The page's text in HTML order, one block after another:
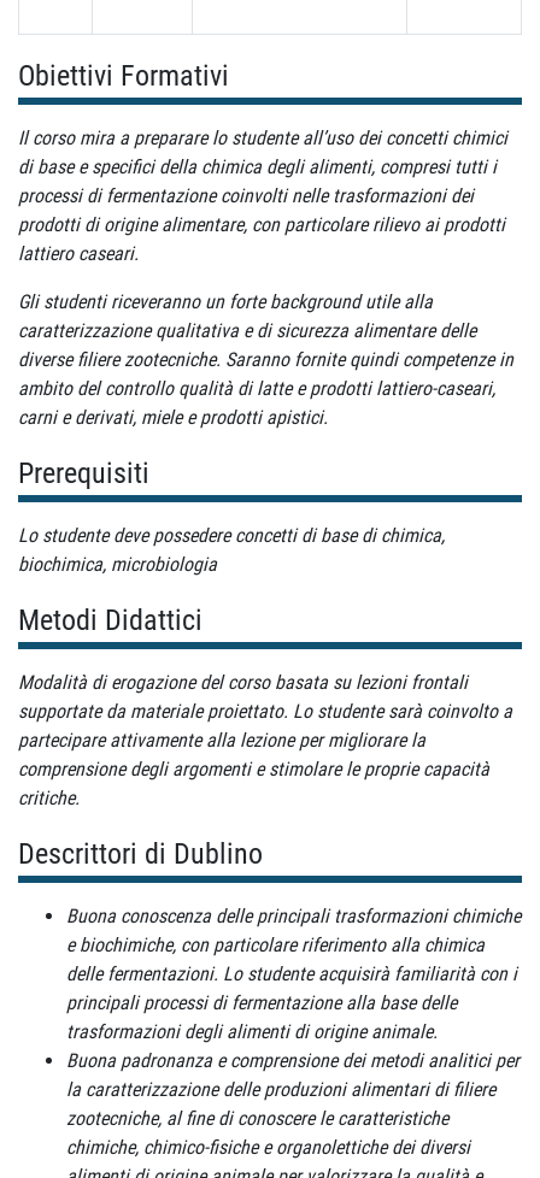
Obiettivi Formativi
Il corso mira a preparare lo studente all’uso dei concetti chimici
di base e specifici della chimica degli alimenti, compresi tutti i
processi di fermentazione coinvolti nelle trasformazioni dei
prodotti di origine alimentare, con particolare rilievo ai prodotti
lattiero caseari.
Gli studenti riceveranno un forte background utile alla
caratterizzazione qualitativa e di sicurezza alimentare delle
diverse filiere zootecniche. Saranno fornite quindi competenze in
ambito del controllo qualità di latte e prodotti lattiero-caseari,
carni e derivati, miele e prodotti apistici.
Prerequisiti
Lo studente deve possedere concetti di base di chimica,
biochimica, microbiologia
Metodi Didattici
Modalità di erogazione del corso basata su lezioni frontali
supportate da materiale proiettato. Lo studente sarà coinvolto a
partecipare attivamente alla lezione per migliorare la
comprensione degli argomenti e stimolare le proprie capacità
critiche.
Descrittori di Dublino
Buona conoscenza delle principali trasformazioni chimiche
e biochimiche, con particolare riferimento alla chimica
delle fermentazioni. Lo studente acquisirà familiarità con i
principali processi di fermentazione alla base delle
trasformazioni degli alimenti di origine animale.
Buona padronanza e comprensione dei metodi analitici per
la caratterizzazione delle produzioni alimentari di filiere
zootecniche, al fine di conoscere le caratteristiche
chimiche, chimico-fisiche e organolettiche dei diversi